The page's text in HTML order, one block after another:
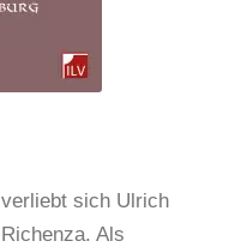
sich Ulrich
Als